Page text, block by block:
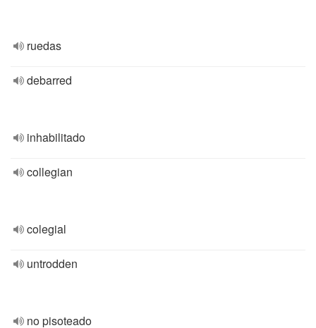
ruedas
debarred
inhabilitado
collegian
colegial
untrodden
no pisoteado